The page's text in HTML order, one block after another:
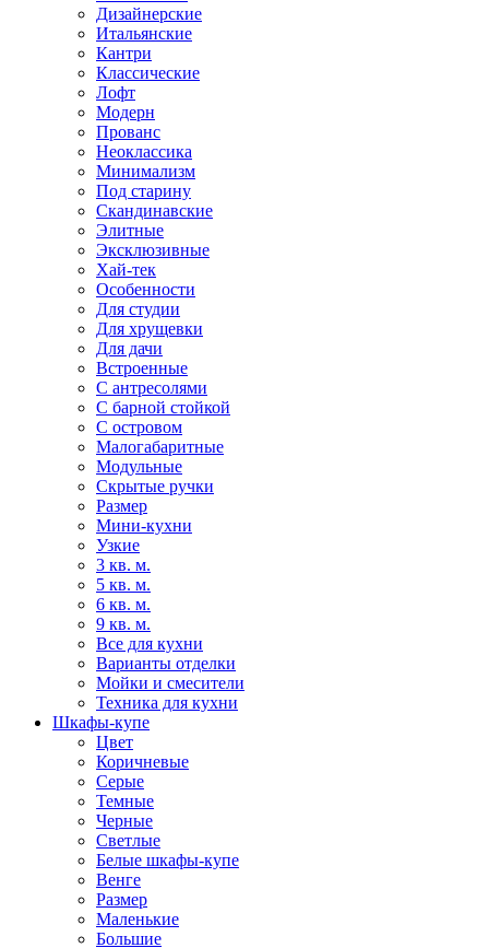
Дизайнерские
Итальянские
Кантри
Классические
Лофт
Модерн
Прованс
Неоклассика
Минимализм
Под старину
Скандинавские
Элитные
Эксклюзивные
Хай-тек
Особенности
Для студии
Для хрущевки
Для дачи
Встроенные
С антресолями
С барной стойкой
С островом
Малогабаритные
Модульные
Скрытые ручки
Размер
Мини-кухни
Узкие
3 кв. м.
5 кв. м.
6 кв. м.
9 кв. м.
Все для кухни
Варианты отделки
Мойки и смесители
Техника для кухни
Шкафы-купе
Цвет
Коричневые
Серые
Темные
Черные
Светлые
Белые шкафы-купе
Венге
Размер
Маленькие
Большие